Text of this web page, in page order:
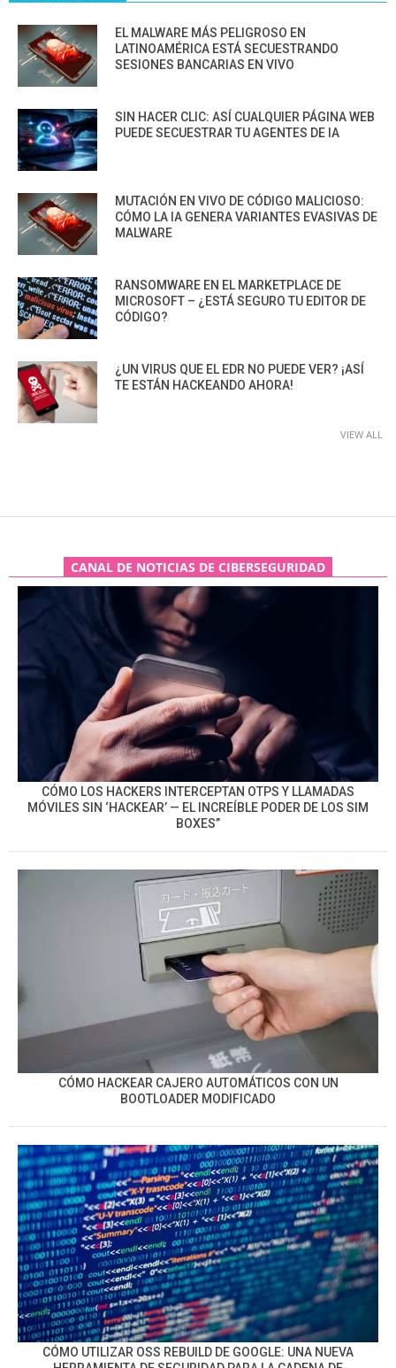
EL MALWARE MÁS PELIGROSO EN
LATINOAMÉRICA ESTÁ SECUESTRANDO
SESIONES BANCARIAS EN VIVO
SIN HACER CLIC: ASÍ CUALQUIER PÁGINA WEB
PUEDE SECUESTRAR TU AGENTES DE IA
MUTACIÓN EN VIVO DE CÓDIGO MALICIOSO:
CÓMO LA IA GENERA VARIANTES EVASIVAS DE
MALWARE
RANSOMWARE EN EL MARKETPLACE DE
MICROSOFT – ¿ESTÁ SEGURO TU EDITOR DE
CÓDIGO?
¿UN VIRUS QUE EL EDR NO PUEDE VER? ¡ASÍ
TE ESTÁN HACKEANDO AHORA!
VIEW ALL
CANAL DE NOTICIAS DE CIBERSEGURIDAD
CÓMO LOS HACKERS INTERCEPTAN OTPS Y LLAMADAS
MÓVILES SIN ‘HACKEAR’ — EL INCREÍBLE PODER DE LOS SIM
BOXES”
CÓMO HACKEAR CAJERO AUTOMÁTICOS CON UN
BOOTLOADER MODIFICADO
CÓMO UTILIZAR OSS REBUILD DE GOOGLE: UNA NUEVA